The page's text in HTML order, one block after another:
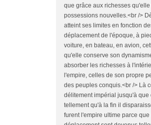
que grâce aux richesses
possessions nouvelles.<br />
atteint ses limites en fonction
déplacement de l'époque, à
voiture, en bateau, en avion,
qu'elle conserve son
absorber les richesses à
l'empire, celles de son propre
des peuples conquis.<br /> Là
délitement impérial jusqu'à que
tellement qu'à la fin il
furent l'empire ultime parce que